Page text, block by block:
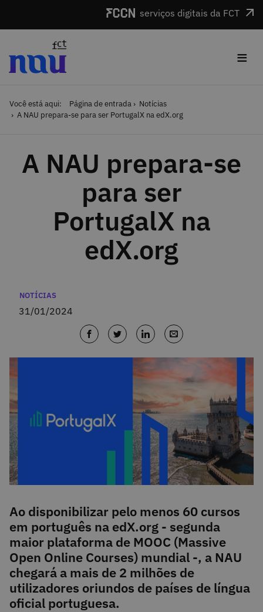
serviços digitais da FCT
≡
Você está aqui: Página de entrada
Notícias
A NAU prepara-se para ser PortugalX na edX.org
A NAU prepara-se
para ser
PortugalX na
edX.org
Categorias
NOTÍCIAS
31/01/2024
Ao disponibilizar pelo menos 60 cursos
em português na edX.org - segunda
maior plataforma de MOOC (Massive
Open Online Courses) mundial -, a NAU
chegará a mais de 2 milhões de
utilizadores oriundos de países de língua
oficial portuguesa.